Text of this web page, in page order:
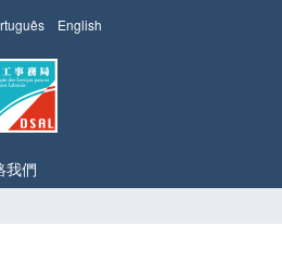
English
我們